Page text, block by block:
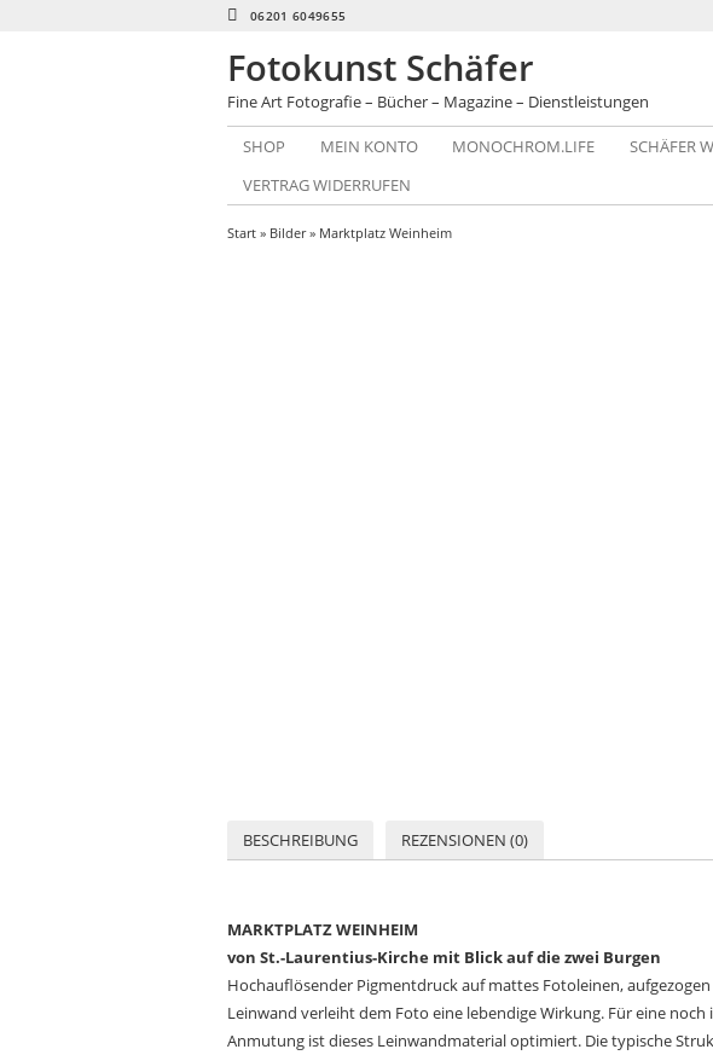
06201 6049655
Fotokunst Schäfer
Fine Art Fotografie – Bücher – Magazine – Dienstleistungen
SHOP MEIN KONTO MONOCHROM.LIFE SCHÄFER
VERTRAG WIDERRUFEN
Start » Bilder» Marktplatz Weinheim
BESCHREIBUNG REZENSIONEN (0)
MARKTPLATZ WEINHEIM
von St.-Laurentius-Kirche mit Blick auf die zwei Burgen
Hochauflösender Pigmentdruck auf mattes Fotoleinen,
Leinwand verleiht dem Foto eine lebendige Wirkung. Für eine
Anmutung ist dieses Leinwandmaterial optimiert. Die typische